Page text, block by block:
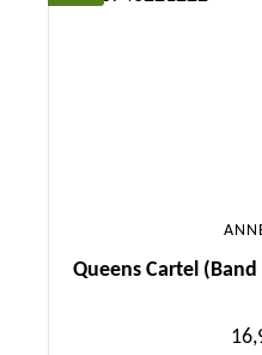
Queens Cartel